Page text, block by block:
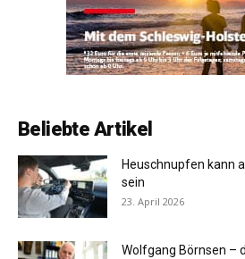
Beliebte Artikel
Heuschnupfen kann
sein
23. April 2026
Wolfgang Börnsen –